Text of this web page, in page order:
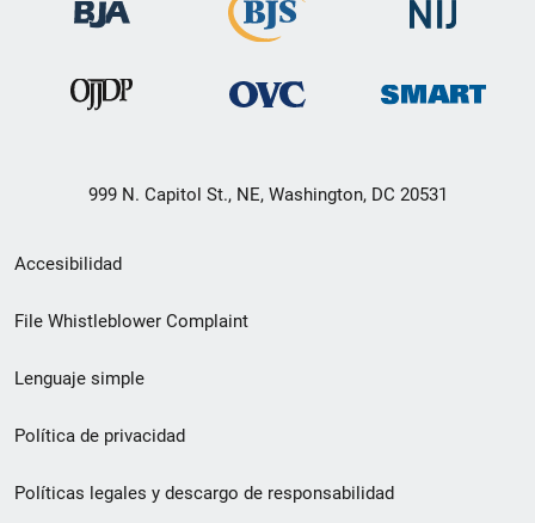
999 N. Capitol St., NE, Washington, DC 20531
Menú
de
de
pie
de
Accesibilidad
File Whistleblower Complaint
Lenguaje simple
Política de privacidad
Políticas legales y descargo de responsabilidad